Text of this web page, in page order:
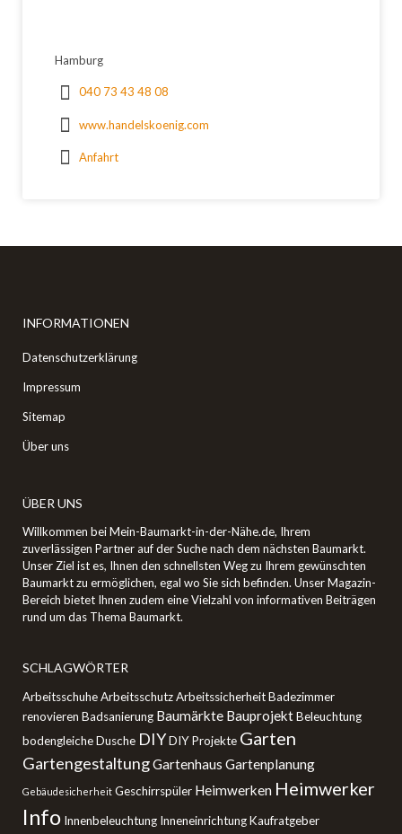
Hamburg
040 73 43 48 08
www.handelskoenig.com
Anfahrt
INFORMATIONEN
Datenschutzerklärung
Impressum
Sitemap
Über uns
ÜBER UNS
Willkommen bei Mein-Baumarkt-in-der-Nähe.de, Ihrem
zuverlässigen Partner auf der Suche nach dem nächsten Baumarkt.
Unser Ziel ist es, Ihnen den schnellsten Weg zu Ihrem gewünschten
Baumarkt zu ermöglichen, egal wo Sie sich befinden. Unser Magazin-
Bereich bietet Ihnen zudem eine Vielzahl von informativen Beiträgen
rund um das Thema Baumarkt.
SCHLAGWÖRTER
ArbeitsschuheArbeitsschutzArbeitssicherheitBadezimmer
renovieren Badsanierung Baumärkte BauprojektBeleuchtung
bodengleiche Dusche DIYDIY Projekte Garten
GartengestaltungGartenhaus Gartenplanung
Gebäudesicherheit Geschirrspüler Heimwerken Heimwerker
Info Innenbeleuchtung InneneinrichtungKaufratgeber